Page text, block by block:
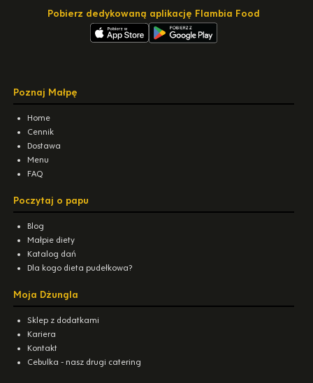
Pobierz dedykowaną aplikację Flambia Food
Poznaj Małpę
Home
Cennik
Dostawa
Menu
FAQ
Poczytaj o papu
Blog
Małpie diety
Katalog dań
Dla kogo dieta pudełkowa?
Moja Dżungla
Sklep z dodatkami
Kariera
Kontakt
Cebulka - nasz drugi catering